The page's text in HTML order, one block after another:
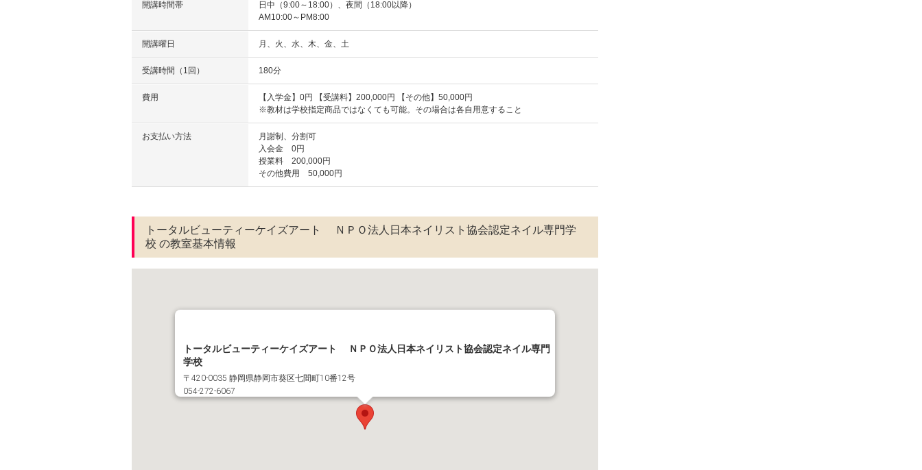
開講時間帯
日中（9:00～18:00）、夜間（18:00以降）
AM10:00～PM8:00
開講曜日 月、火、水、木、金、土
受講時間（1回） 180分
費用
【入学金】0円 【受講料】200,000円 【その他】50,000円
※教材は学校指定商品ではなくても可能。その場合は各自用意すること
お支払い方法
月謝制、分割可
入会金 0円
授業料 200,000円
その他費用 50,000円
トータルビューティーケイズアート ＮＰＯ法人日本ネイリスト協会認定ネイル専門学
校 の教室基本情報
トータルビューティーケイズアート ＮＰＯ法人日本ネイリスト協会認定ネイル専門
学校
〒420-0035 静岡県静岡市葵区七間町10番12号
054-272-6067